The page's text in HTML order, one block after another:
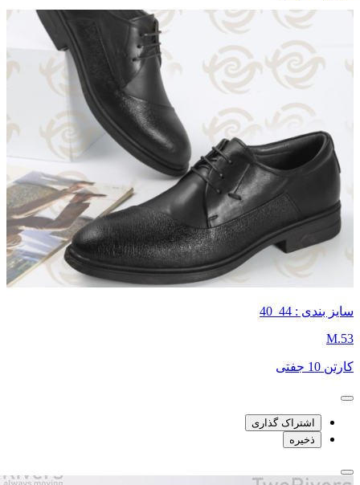
سایز بندی : 44_40
M.53
کارتن 10 جفتی
اشتراک گذاری
ذخیره